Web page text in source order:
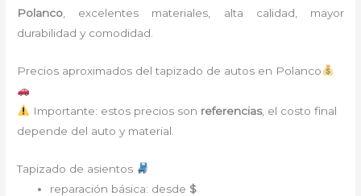
Polanco , excelentes materiales, alta calidad, mayor
durabilidad y comodidad.
Precios aproximados del tapizado de autos en Polanco
Importante: estos precios son referencias, el costo final
depende del auto y material.
Tapizado de asientos
reparación básica: desde $